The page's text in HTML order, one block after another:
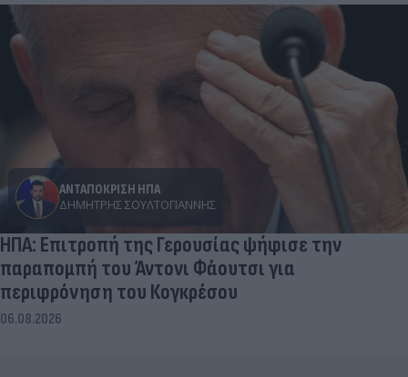
ΑΝΤΑΠΟΚΡΙΣΗ ΗΠΑ
ΔΗΜΉΤΡΗΣ ΣΟΥΛΤΟΓΙΆΝΝΗΣ
ΗΠΑ: Επιτροπή της Γερουσίας ψήφισε την
παραπομπή του Άντονι Φάουτσι για
περιφρόνηση του Κογκρέσου
06.08.2026